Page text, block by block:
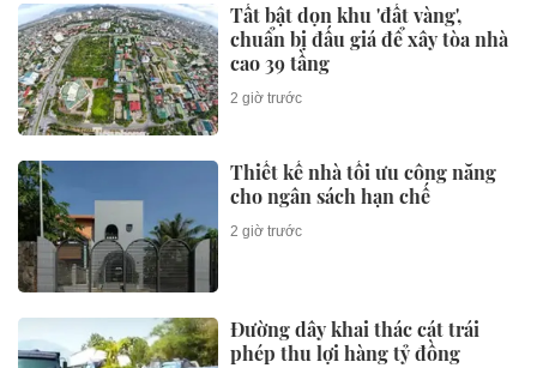
Tất bật dọn khu 'đất vàng',
chuẩn bị đấu giá để xây tòa nhà
cao 39 tầng
2 giờ trước
Thiết kế nhà tối ưu công năng
cho ngân sách hạn chế
2 giờ trước
Đường dây khai thác cát trái
phép thu lợi hàng tỷ đồng